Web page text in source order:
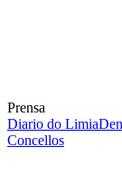
Prensa
Diario do Limia
Concellos